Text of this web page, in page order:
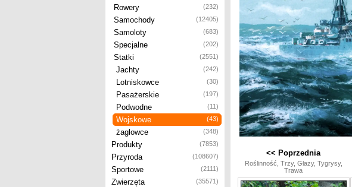
Rowery (232)
Samochody (12405)
Samoloty (683)
Specjalne (202)
Statki (2551)
Jachty (242)
Lotniskowce (30)
Pasażerskie (197)
Podwodne (11)
Wojskowe (43)
żaglowce (348)
Produkty (7853)
Przyroda (108607)
Sportowe (2111)
Zwierzęta (35571)
<< Poprzednia
Roślinność, Trzy, Głazy, Tygrysy,
Trawa